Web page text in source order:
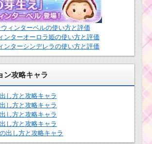
ィンターベルの使い方と評価
ンターオーロラ姫の使い方と評価
ンターシンデレラの使い方と評価
ン攻略キャラ
し方と攻略キャラ
し方と攻略キャラ
し方と攻略キャラ
し方と攻略キャラ
出し方と攻略キャラ